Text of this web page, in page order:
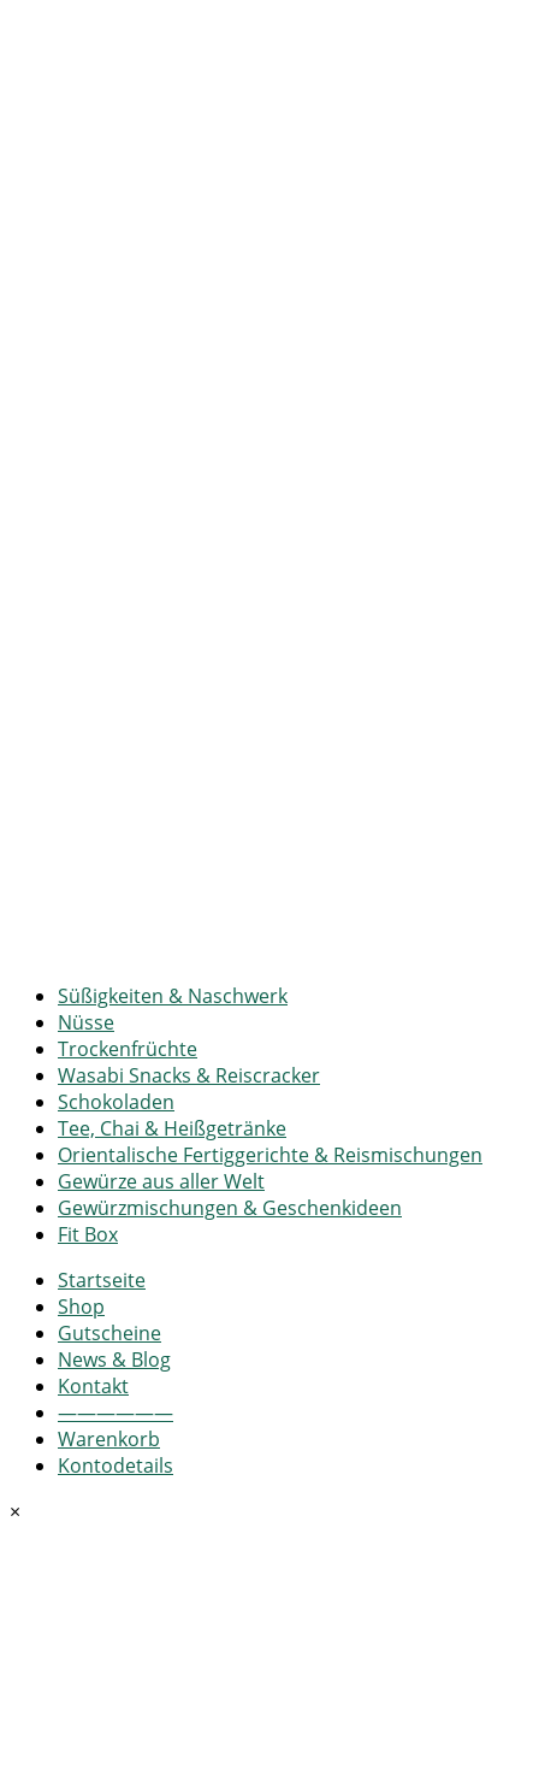
Süßigkeiten & Naschwerk
Nüsse
Trockenfrüchte
Wasabi Snacks & Reiscracker
Schokoladen
Tee, Chai & Heißgetränke
Orientalische Fertiggerichte & Reismischungen
Gewürze aus aller Welt
Gewürzmischungen & Geschenkideen
Fit Box
Startseite
Shop
Gutscheine
News & Blog
Kontakt
——————
Warenkorb
Kontodetails
×